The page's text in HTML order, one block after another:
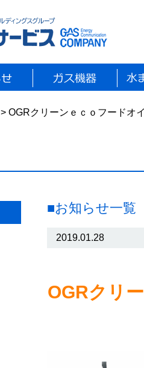
> OGRクリーンｅｃｏフードオ
■お知らせ一覧
2019.01.28
OGRクリ